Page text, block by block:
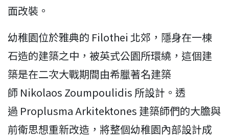
面改裝。
幼稚園位於雅典的 Filothei 北郊，隱身在一棟
石造的建築之中，被英式公園所環繞，這個建
築是在二次大戰期間由希臘著名建築
師 Nikolaos Zoumpoulidis 所設計。透
過 Proplusma Arkitektones 建築師們的大膽與
前衛思想重新改造，將整個幼稚園內部設計成